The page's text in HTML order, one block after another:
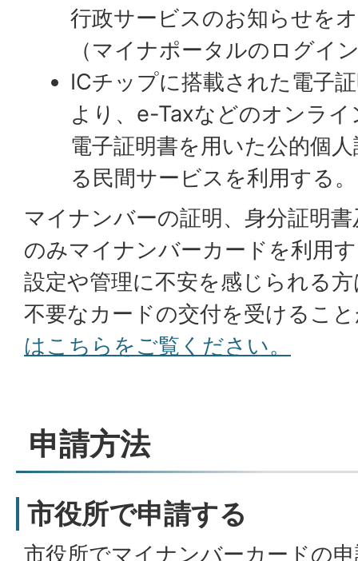
行政サービスのお知らせを
（マイナポータルのログイ
ICチップに搭載された電子
より、e-Taxなどのオンラ
電子証明書を用いた公的個
る民間サービスを利用する。
マイナンバーの証明、身分証明
のみマイナンバーカードを利用
設定や管理に不安を感じられる
不要なカードの交付を受けるこ
はこちらをご覧ください。
申請方法
市役所で申請する
市役所でマイナンバーカードの